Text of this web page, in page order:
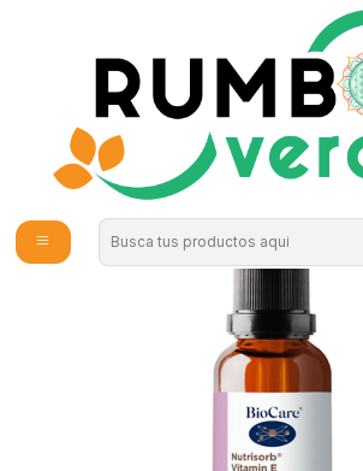
Envío gratis por compras sobre los 59.990 en la
Inmunidad